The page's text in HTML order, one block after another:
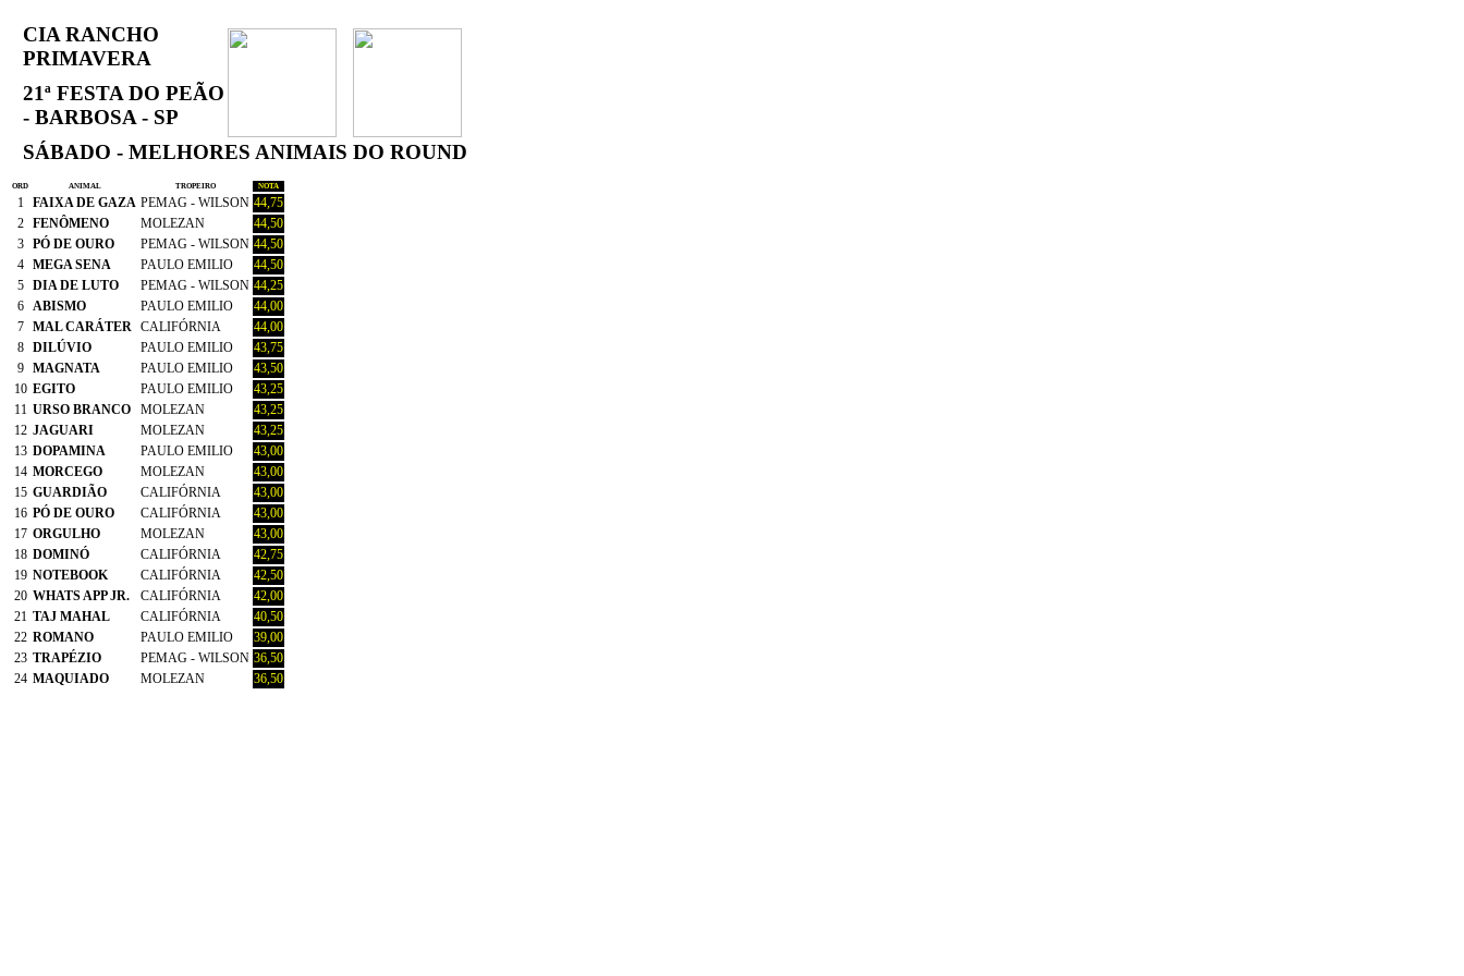
CIA RANCHO
PRIMAVERA
21ª FESTA DO PEÃO
- BARBOSA - SP
SÁBADO - MELHORES ANIMAIS DO ROUND
ORD ANIMAL TROPEIRO NOTA
1 FAIXA DE GAZA PEMAG - WILSON 44,75
2
FENÔMENO MOLEZAN
44,50
3
PÓ DE OURO PEMAG - WILSON 44,50
4
MEGA SENA PAULO EMILIO
44,50
5
DIA DE LUTO PEMAG - WILSON 44,25
6
ABISMO PAULO EMILIO
44,00
7
MAL CARÁTER CALIFÓRNIA
44,00
8
DILÚVIO PAULO EMILIO
43,75
9
MAGNATA PAULO EMILIO
43,50
10 EGITO PAULO EMILIO
43,25
11 URSO BRANCO MOLEZAN
43,25
12 JAGUARI MOLEZAN
43,25
13 DOPAMINA PAULO EMILIO
43,00
14 MORCEGO MOLEZAN
43,00
15 GUARDIÃO CALIFÓRNIA
43,00
16 PÓ DE OURO CALIFÓRNIA
43,00
17 ORGULHO MOLEZAN
43,00
18 DOMINÓ CALIFÓRNIA
42,75
19 NOTEBOOK CALIFÓRNIA
42,50
20 WHATS APP JR. CALIFÓRNIA
42,00
21 TAJ MAHAL CALIFÓRNIA
40,50
22 ROMANO PAULO EMILIO
39,00
23 TRAPÉZIO PEMAG - WILSON 36,50
24 MAQUIADO MOLEZAN 36,50